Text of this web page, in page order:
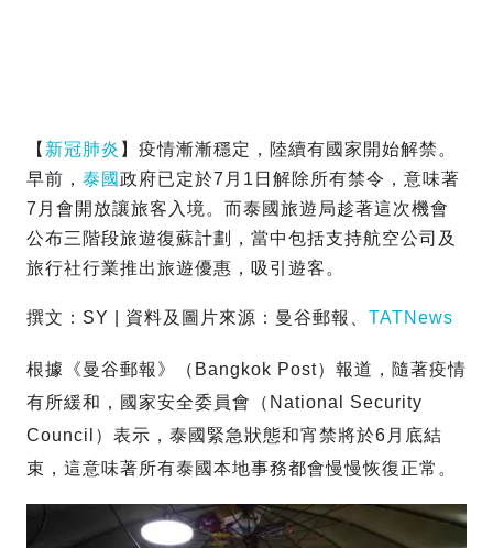
【 新冠肺炎 】疫情漸漸穩定，陸續有國家開始解禁。
早前， 泰國政府已定於7月1日解除所有禁令，意味著
7月會開放讓旅客入境。而泰國旅遊局趁著這次機會
公布三階段旅遊復蘇計劃，當中包括支持航空公司及
旅行社行業推出旅遊優惠，吸引遊客。
撰文：SY | 資料及圖片來源：曼谷郵報、 TATNews
根據《曼谷郵報》（Bangkok Post）報道，隨著疫情
有所緩和，國家安全委員會（National Security
Council）表示，泰國緊急狀態和宵禁將於6月底結
束，這意味著所有泰國本地事務都會慢慢恢復正常。